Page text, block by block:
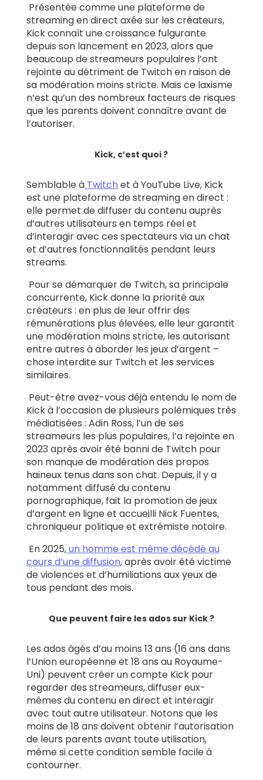
Présentée comme une plateforme de
streaming en direct axée sur les créateurs,
Kick connaît une croissance fulgurante
depuis son lancement en 2023, alors que
beaucoup de streameurs populaires l’ont
rejointe au détriment de Twitch en raison de
sa modération moins stricte. Mais ce laxisme
n’est qu’un des nombreux facteurs de risques
que les parents doivent connaître avant de
l’autoriser.
Kick, c’est quoi ?
Semblable à Twitch et à YouTube Live, Kick
est une plateforme de streaming en direct :
elle permet de diffuser du contenu auprès
d’autres utilisateurs en temps réel et
d’interagir avec ces spectateurs via un chat
et d’autres fonctionnalités pendant leurs
streams.
Pour se démarquer de Twitch, sa principale
concurrente, Kick donne la priorité aux
créateurs : en plus de leur offrir des
rémunérations plus élevées, elle leur garantit
une modération moins stricte, les autorisant
entre autres à aborder les jeux d’argent –
chose interdite sur Twitch et les services
similaires.
Peut-être avez-vous déjà entendu le nom de
Kick à l’occasion de plusieurs polémiques très
médiatisées : Adin Ross, l’un de ses
streameurs les plus populaires, l’a rejointe en
2023 après avoir été banni de Twitch pour
son manque de modération des propos
haineux tenus dans son chat. Depuis, il y a
notamment diffusé du contenu
pornographique, fait la promotion de jeux
d’argent en ligne et accueilli Nick Fuentes,
chroniqueur politique et extrémiste notoire.
En 2025,un homme est même décédé au
cours d’une diffusion, après avoir été victime
de violences et d’humiliations aux yeux de
tous pendant des mois.
Que peuvent faire les ados sur Kick ?
Les ados âgés d’au moins 13 ans (16 ans dans
l’Union européenne et 18 ans au Royaume-
Uni) peuvent créer un compte Kick pour
regarder des streameurs, diffuser eux-
mêmes du contenu en direct et interagir
avec tout autre utilisateur. Notons que les
moins de 18 ans doivent obtenir l’autorisation
de leurs parents avant toute utilisation,
même si cette condition semble facile à
contourner.